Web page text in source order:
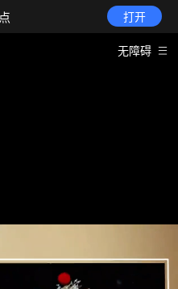
打开
无障碍